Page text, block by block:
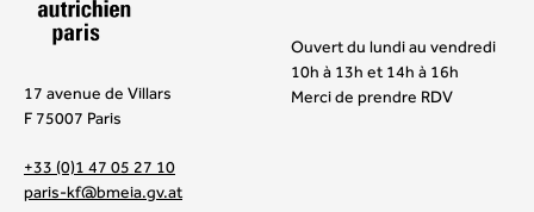
17 avenue de Villars
F 75007 Paris
+33 (0)1 47 05 27 10
paris-kf@bmeia.gv.at
Ouvert du lundi au vendredi
10h à 13h et 14h à 16h
Merci de prendre RDV